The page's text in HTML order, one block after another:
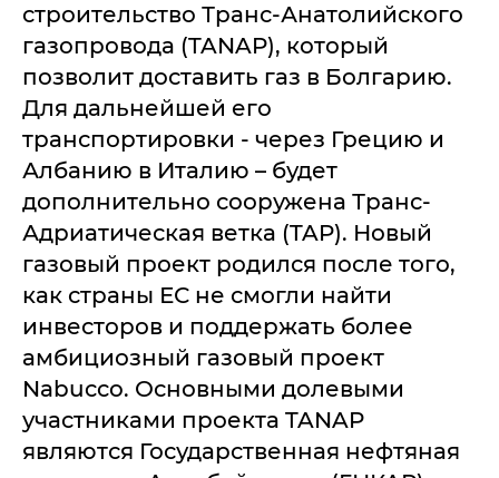
строительство Транс-Анатолийского
газопровода (TANAP), который
позволит доставить газ в Болгарию.
Для дальнейшей его
транспортировки - через Грецию и
Албанию в Италию – будет
дополнительно сооружена Транс-
Адриатическая ветка (TAP). Новый
газовый проект родился после того,
как страны ЕС не смогли найти
инвесторов и поддержать более
амбициозный газовый проект
Nabucco. Основными долевыми
участниками проекта TANAP
являются Государственная нефтяная